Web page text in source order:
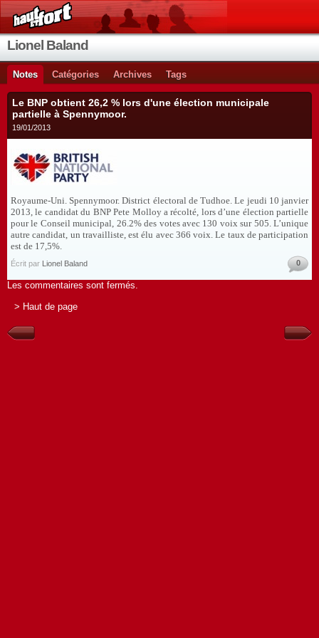
Lionel Baland
Notes Catégories Archives Tags
Le BNP obtient 26,2 % lors d'une élection municipale
partielle à Spennymoor.
19/01/2013
Royaume-Uni. Spennymoor. District électoral de Tudhoe. Le jeudi 10 janvier
2013, le candidat du BNP Pete Molloy a récolté, lors d’une élection partielle
pour le Conseil municipal, 26.2% des votes avec 130 voix sur 505. L’unique
autre candidat, un travailliste, est élu avec 366 voix. Le taux de participation
est de 17,5%.
Écrit par Lionel Baland 0
Les commentaires sont fermés.
> Haut de page